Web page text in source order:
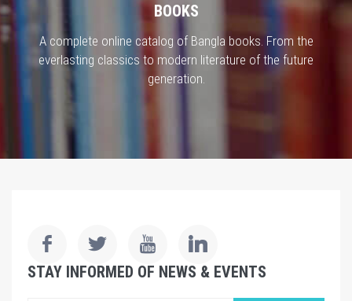
BOOKS
A complete online catalog of Bangla books. From the
everlasting classics to modern literature of the future
generation.
STAY INFORMED OF NEWS & EVENTS